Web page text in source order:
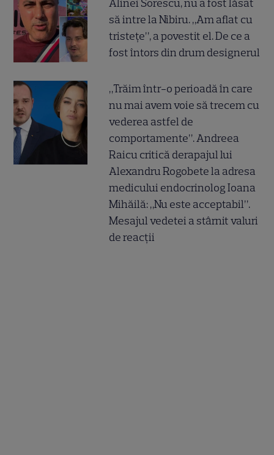
Alinei Sorescu, nu a fost lăsat
să intre la Nibiru. „Am aflat cu
tristețe”, a povestit el. De ce a
fost întors din drum designerul
„Trăim într-o perioadă în care
nu mai avem voie să trecem cu
vederea astfel de
comportamente”. Andreea
Raicu critică derapajul lui
Alexandru Rogobete la adresa
medicului endocrinolog Ioana
Mihăilă: „Nu este acceptabil”.
Mesajul vedetei a stârnit valuri
de reacții